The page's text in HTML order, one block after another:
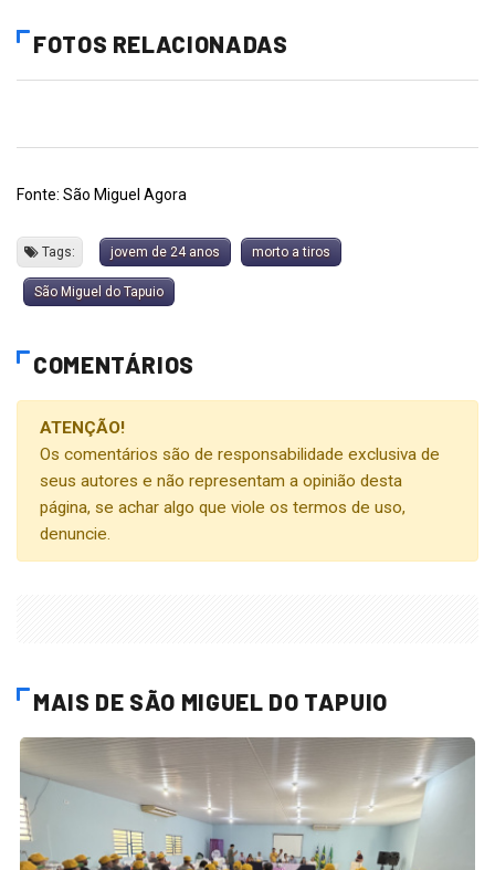
FOTOS RELACIONADAS
Fonte: São Miguel Agora
Tags: jovem de 24 anos morto a tiros
São Miguel do Tapuio
COMENTÁRIOS
ATENÇÃO!
Os comentários são de responsabilidade exclusiva de
seus autores e não representam a opinião desta
página, se achar algo que viole os termos de uso,
denuncie.
MAIS DE SÃO MIGUEL DO TAPUIO